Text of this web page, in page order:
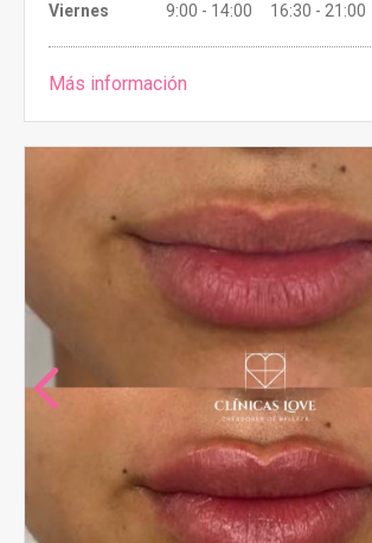
Viernes
9:00 - 14:00 16:30 - 21:00
Más información